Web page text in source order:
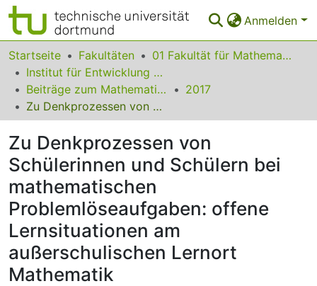
Anmelden
Bereiche & Sammlungen
Das gesamte Repositorium
Statistiken
FAQ
Leitlinien
Zurück zur Startseite
Startseite Fakultäten
01 Fakultät für Mathematik
Institut für Entwicklung und Erforschung des Mathematikunterrichts
Beiträge zum Mathematikunterricht
2017
Zu Denkprozessen von Schülerinnen und Schülern bei mathematischen Problemlöseaufgaben: offene Lernsituationen am außerschulischen Lernort Mathematik
Zu Denkprozessen von
Schülerinnen und Schülern bei
mathematischen
Problemlöseaufgaben: offene
Lernsituationen am
außerschulischen Lernort
Mathematik